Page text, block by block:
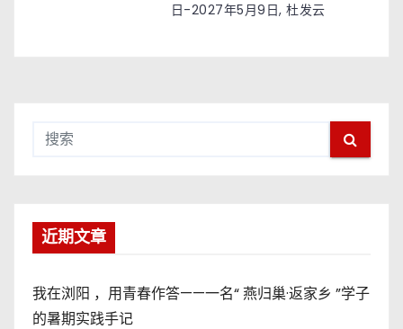
日-2027年5月9日, 杜发云
近期文章
我在浏阳 ，用青春作答——一名“ 燕归巢·返家乡 ”学子
的暑期实践手记